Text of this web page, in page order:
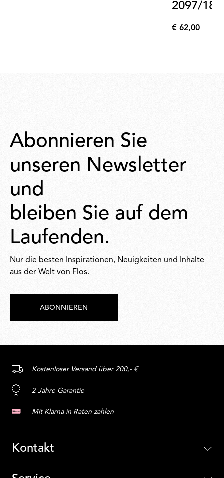
2097/18
€
€ 62,00
Abonnieren Sie
unseren Newsletter
und
bleiben Sie auf dem
Laufenden.
Nur die besten Inspirationen, Neuigkeiten und Inhalte
aus der Welt von Flos.
ABONNIEREN
Kostenloser Versand über 200,- €
2 Jahre Garantie
Mit Klarna in Raten zahlen
Kontakt